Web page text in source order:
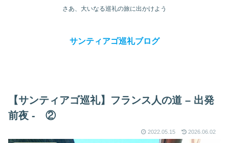
さあ、大いなる巡礼の旅に出かけよう
サンティアゴ巡礼ブログ
【サンティアゴ巡礼】フランス人の道 – 出発
前夜 - ②
2022.05.15 2026.06.02